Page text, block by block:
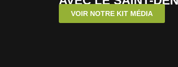
VOIR NOTRE KIT MÉDIA